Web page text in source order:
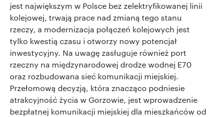
jest największym w Polsce bez zelektryfikowanej linii
kolejowej, trwają prace nad zmianą tego stanu
rzeczy, a modernizacja połączeń kolejowych jest
tylko kwestią czasu i otworzy nowy potencjał
inwestycyjny. Na uwagę zasługuje również port
rzeczny na międzynarodowej drodze wodnej E70
oraz rozbudowana sieć komunikacji miejskiej.
Przełomową decyzją, która znacząco podniesie
atrakcyjność życia w Gorzowie, jest wprowadzenie
bezpłatnej komunikacji miejskiej dla mieszkańców od